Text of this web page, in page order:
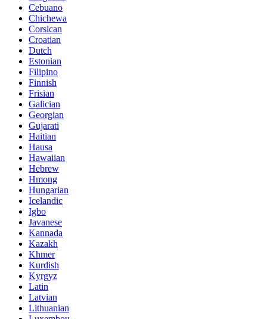
Cebuano
Chichewa
Corsican
Croatian
Dutch
Estonian
Filipino
Finnish
Frisian
Galician
Georgian
Gujarati
Haitian
Hausa
Hawaiian
Hebrew
Hmong
Hungarian
Icelandic
Igbo
Javanese
Kannada
Kazakh
Khmer
Kurdish
Kyrgyz
Latin
Latvian
Lithuanian